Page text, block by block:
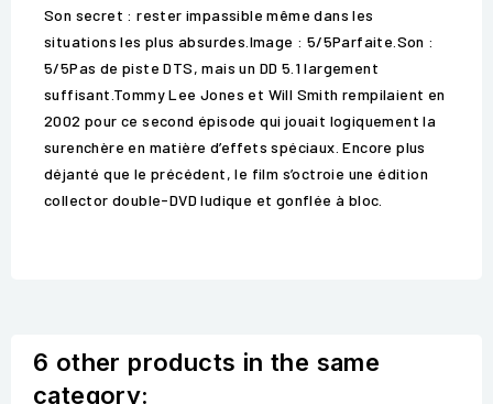
Son secret : rester impassible même dans les
situations les plus absurdes.Image : 5/5Parfaite.Son :
5/5Pas de piste DTS, mais un DD 5.1 largement
suffisant.Tommy Lee Jones et Will Smith rempilaient en
2002 pour ce second épisode qui jouait logiquement la
surenchère en matière d’effets spéciaux. Encore plus
déjanté que le précédent, le film s’octroie une édition
collector double-DVD ludique et gonflée à bloc.
6 other products in the same
category: